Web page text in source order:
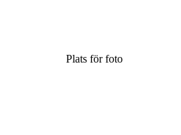
Plats för foto